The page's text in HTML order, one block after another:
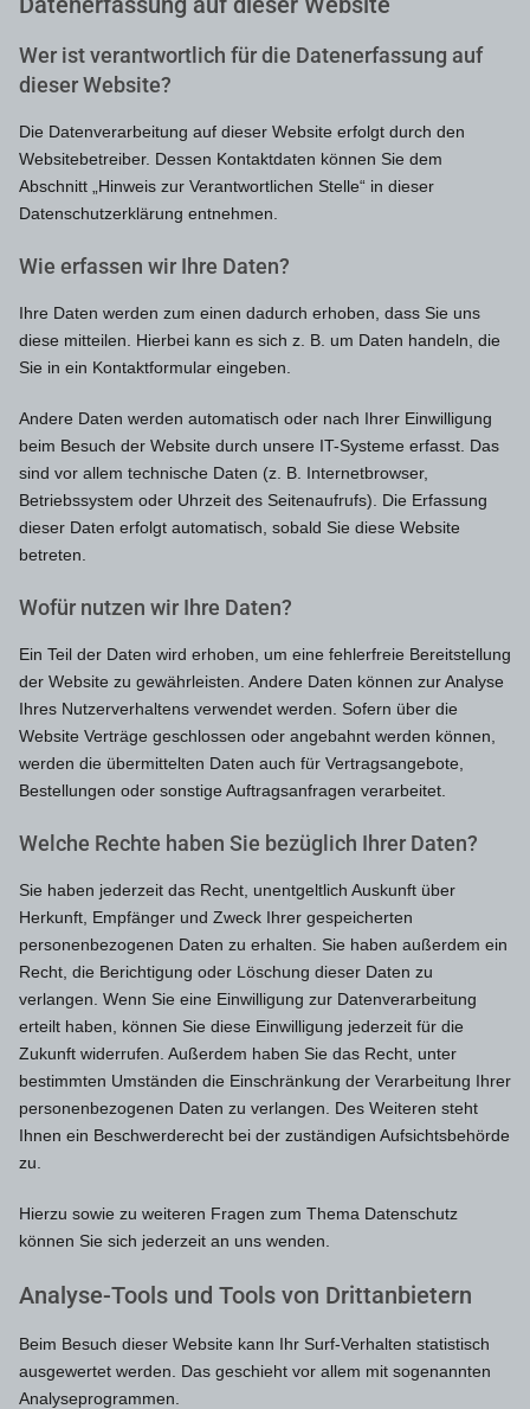
Wer ist verantwortlich für die Datenerfassung auf
dieser Website?
Die Datenverarbeitung auf dieser Website erfolgt durch den
Websitebetreiber. Dessen Kontaktdaten können Sie dem
Abschnitt „Hinweis zur Verantwortlichen Stelle“ in dieser
Datenschutzerklärung entnehmen.
Wie erfassen wir Ihre Daten?
Ihre Daten werden zum einen dadurch erhoben, dass Sie uns
diese mitteilen. Hierbei kann es sich z. B. um Daten handeln, die
Sie in ein Kontaktformular eingeben.
Andere Daten werden automatisch oder nach Ihrer Einwilligung
beim Besuch der Website durch unsere IT-Systeme erfasst. Das
sind vor allem technische Daten (z. B. Internetbrowser,
Betriebssystem oder Uhrzeit des Seitenaufrufs). Die Erfassung
dieser Daten erfolgt automatisch, sobald Sie diese Website
betreten.
Wofür nutzen wir Ihre Daten?
Ein Teil der Daten wird erhoben, um eine fehlerfreie Bereitstellung
der Website zu gewährleisten. Andere Daten können zur Analyse
Ihres Nutzerverhaltens verwendet werden. Sofern über die
Website Verträge geschlossen oder angebahnt werden können,
werden die übermittelten Daten auch für Vertragsangebote,
Bestellungen oder sonstige Auftragsanfragen verarbeitet.
Welche Rechte haben Sie bezüglich Ihrer Daten?
Sie haben jederzeit das Recht, unentgeltlich Auskunft über
Herkunft, Empfänger und Zweck Ihrer gespeicherten
personenbezogenen Daten zu erhalten. Sie haben außerdem ein
Recht, die Berichtigung oder Löschung dieser Daten zu
verlangen. Wenn Sie eine Einwilligung zur Datenverarbeitung
erteilt haben, können Sie diese Einwilligung jederzeit für die
Zukunft widerrufen. Außerdem haben Sie das Recht, unter
bestimmten Umständen die Einschränkung der Verarbeitung Ihrer
personenbezogenen Daten zu verlangen. Des Weiteren steht
Ihnen ein Beschwerderecht bei der zuständigen Aufsichtsbehörde
zu.
Hierzu sowie zu weiteren Fragen zum Thema Datenschutz
können Sie sich jederzeit an uns wenden.
Analyse-Tools und Tools von Dritt­anbietern
Beim Besuch dieser Website kann Ihr Surf-Verhalten statistisch
ausgewertet werden. Das geschieht vor allem mit sogenannten
Analyseprogrammen.